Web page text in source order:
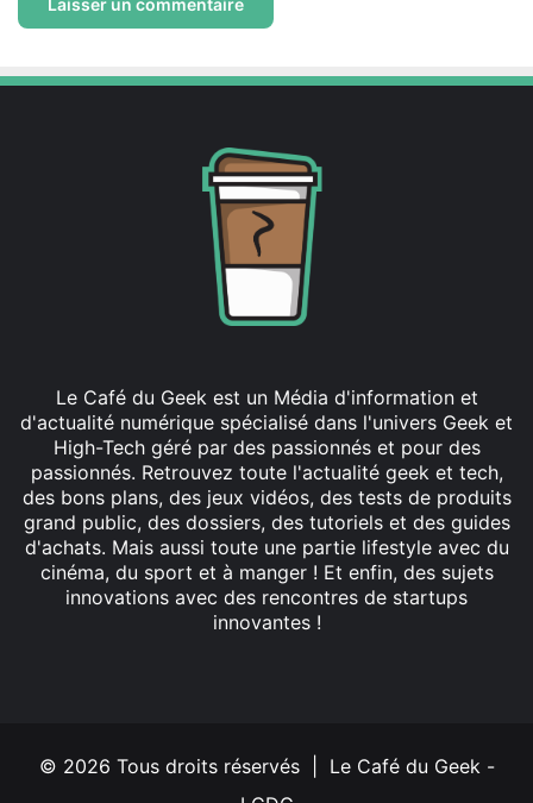
Le Café du Geek est un Média d'information et
d'actualité numérique spécialisé dans l'univers Geek et
High-Tech géré par des passionnés et pour des
passionnés. Retrouvez toute l'actualité geek et tech,
des bons plans, des jeux vidéos, des tests de produits
grand public, des dossiers, des tutoriels et des guides
d'achats. Mais aussi toute une partie lifestyle avec du
cinéma, du sport et à manger ! Et enfin, des sujets
innovations avec des rencontres de startups
innovantes !
© 2026 Tous droits réservés | Le Café du Geek -